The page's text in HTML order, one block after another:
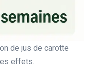
de jus de carotte
effets.